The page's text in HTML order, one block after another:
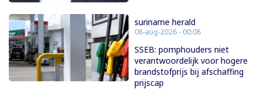
suriname herald
08-aug-2026 - 00:08
SSEB: pomphouders niet
verantwoordelijk voor hogere
brandstofprijs bij afschaffing
prijscap